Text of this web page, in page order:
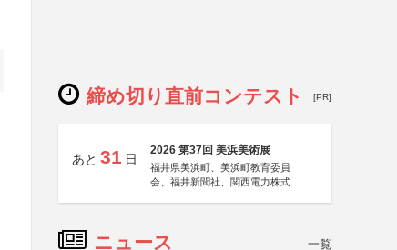
締め切り直前コンテスト [PR]
あと 31 日
2026 第37回 美浜美術展
福井県美浜町、美浜町教育委員
会、福井新聞社、関西電力株式会
ニュース 一覧